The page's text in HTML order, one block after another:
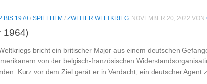
BIS 1970 / SPIELFILM / ZWEITER WELTKRIEG NOVEMBER 20, 2022 VON
1964)
bricht ein britischer Major aus einem deutschen
von der belgisch-französischen
Kurz vor dem Ziel gerät er in Verdacht, ein deutscher Agent